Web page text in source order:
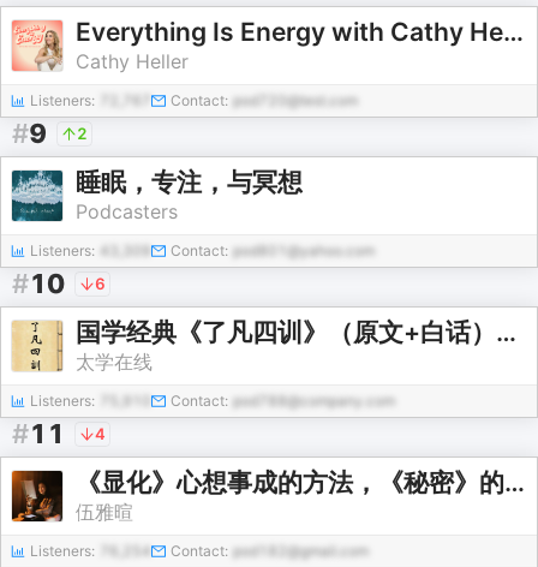
Everything Is Energy with Cathy Heller
Cathy Heller
Listeners: Contact: pod720@test.com
#9 2
睡眠，专注，与冥想
Podcasters
Listeners: Contact: pod801@yahoo.com
#10 6
国学经典《了凡四训》（原文+白话）改命秘诀在这里
太学在线
Listeners: Contact: pod788@company.com
#11 4
《显化》心想事成的方法，《秘密》的答案
伍雅暄
Listeners: 76,254 Contact: pod182@gmail.com